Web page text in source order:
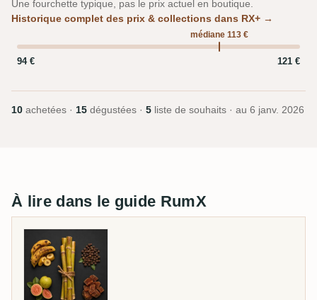
Une fourchette typique, pas le prix actuel en boutique.
Historique complet des prix & collections dans RX+ →
médiane 113 €
94 € 121 €
10 achetées · 15 dégustées · 5 liste de souhaits · au 6 janv. 2026
À lire dans le guide RumX